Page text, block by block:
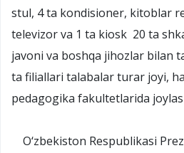
stul, 4 ta kondisioner, kitoblar
televizor va 1 ta kiosk 20 ta
javoni va boshqa jihozlar bilan
ta filiallari talabalar turar joyi,
pedagogika fakultetlarida
O‘zbekiston Respublikasi